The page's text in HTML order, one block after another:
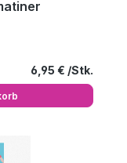
Regulärer
6,95 €